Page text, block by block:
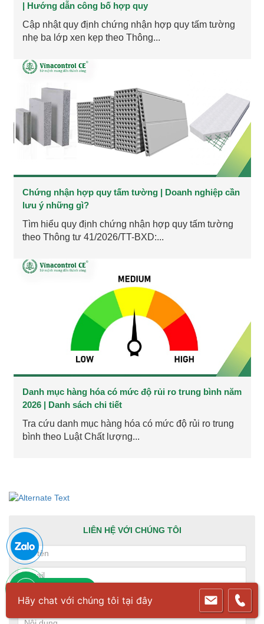
| Hướng dẫn công bố hợp quy
Cập nhật quy định chứng nhận hợp quy tấm tường
nhẹ ba lớp xen kẹp theo Thông...
Chứng nhận hợp quy tấm tường | Doanh nghiệp cần
lưu ý những gì?
Tìm hiểu quy định chứng nhận hợp quy tấm tường
theo Thông tư 41/2026/TT-BXD:...
Danh mục hàng hóa có mức độ rủi ro trung bình năm
2026 | Danh sách chi tiết
Tra cứu danh mục hàng hóa có mức độ rủi ro trung
bình theo Luật Chất lượng...
LIÊN HỆ VỚI CHÚNG TÔI